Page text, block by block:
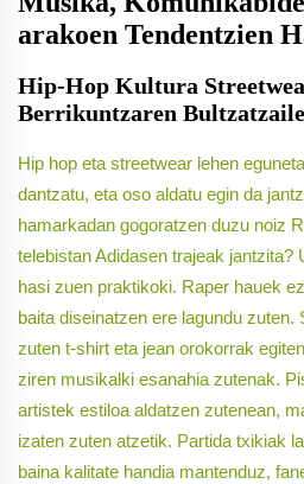
arakoen Tendentzien
Hip-Hop Kultura
Berrikuntzaren
Hip hop eta streetwear lehen
dantzatu, eta oso aldatu egin da
hamarkadan gogoratzen duzu noiz
telebistan Adidasen trajeak jantzita?
hasi zuen praktikoki. Raper hauek
baita diseinatzen ere lagundu
zuten t-shirt eta jean orokorrak
ziren musikalki esanahia zutenak.
artistek estiloa aldatzen zutenean,
izaten zuten atzetik. Partida txikiak
baina kalitate handia mantenduz,